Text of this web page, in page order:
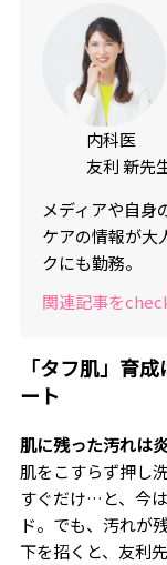
内科医
友利 新先
メディアや自身
ケアの情報が大
クにも勤務。
関連記事を
「タフ肌」育
ート
肌に残った汚れは
肌をこすらず押し
すぐだけ…と、今
ド。でも、汚れが
下を招くと、友利